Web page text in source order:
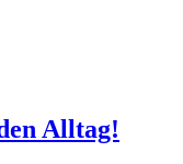
Alltag!